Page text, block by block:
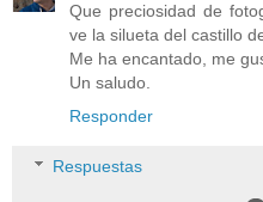
Que preciosidad de
ve la silueta del castillo
Me ha encantado, me
Un saludo.
Responder
Respuestas